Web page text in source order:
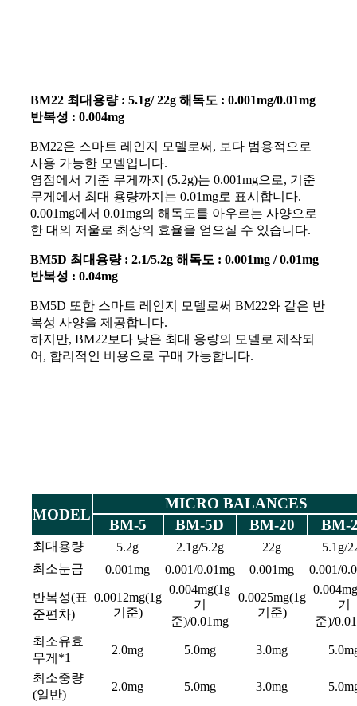
BM22 최대용량 : 5.1g/ 22g 해독도 : 0.001mg/0.01mg
반복성 : 0.004mg
BM22은 스마트 레인지 모델로써, 보다 범용적으로
사용 가능한 모델입니다.
영점에서 기준 무게까지 (5.2g)는 0.001mg으로, 기준
무게에서 최대 용량까지는 0.01mg로 표시합니다.
0.001mg에서 0.01mg의 해독도를 아우르는 사양으로
한 대의 저울로 최상의 효율을 얻으실 수 있습니다.
BM5D 최대용량 : 2.1/5.2g 해독도 : 0.001mg / 0.01mg
반복성 : 0.04mg
BM5D 또한 스마트 레인지 모델로써 BM22와 같은 반
복성 사양을 제공합니다.
하지만, BM22보다 낮은 최대 용량의 모델로 제작되
어, 합리적인 비용으로 구매 가능합니다.
MODEL
MICRO BALANCES
BM-5
BM-5D BM-20 BM-
최대용량 5.2g 2.1g/5.2g 22g
5.1g/
최소눈금
0.001mg 0.001/0.01mg 0.001mg 0.001/
반복성(표
준편차)
0.0012mg(1g
기준)
0.004mg(1g
기
준)/0.01mg
0.0025mg(1g
기준)
기
준)/
최소유효
무게*1
2.0mg 5.0mg 3.0mg
최소중량
(일반)
2.0mg 5.0mg 3.0mg